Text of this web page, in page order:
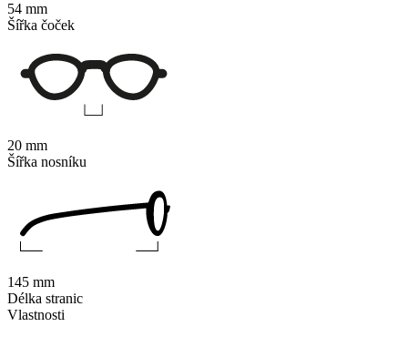
Vlastnosti
54 mm
Šířka čoček
20 mm
Šířka nosníku
145 mm
Délka stranic